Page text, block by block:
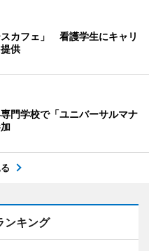
カフェ」 看護学生にキャリ
供
門学校で「ユニバーサルマナ
ンキング